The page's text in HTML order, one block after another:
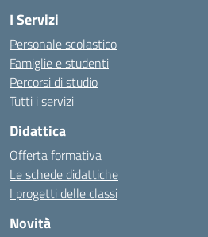
I Servizi
Personale scolastico
Famiglie e studenti
Percorsi di studio
Tutti i servizi
Didattica
Offerta formativa
Le schede didattiche
I progetti delle classi
Novità